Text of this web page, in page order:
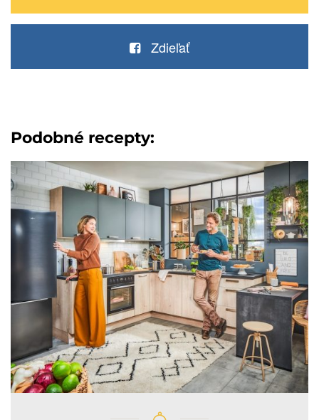
Zdieľať
Podobné recepty: